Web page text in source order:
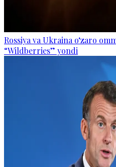
Rossiya va Ukraina o‘zaro
“Wildberries” yondi